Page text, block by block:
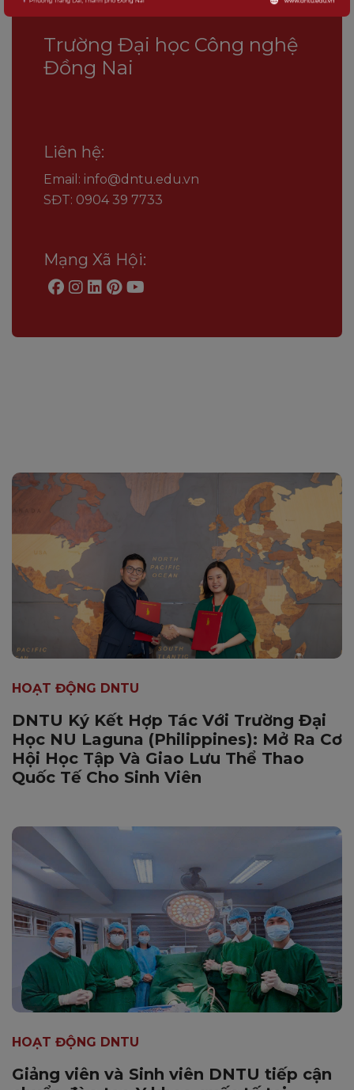
Trường Đại học Công nghệ
Đồng Nai
Liên hệ:
Email: info@dntu.edu.vn
SĐT: 0904 39 7733
Mạng Xã Hội:
HOẠT ĐỘNG DNTU
DNTU Ký Kết Hợp Tác Với Trường Đại
Học NU Laguna (Philippines): Mở Ra Cơ
Hội Học Tập Và Giao Lưu Thể Thao
Quốc Tế Cho Sinh Viên
HOẠT ĐỘNG DNTU
Giảng viên và Sinh viên DNTU tiếp cận